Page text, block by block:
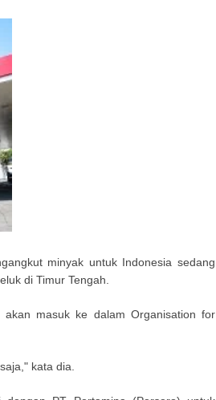
minyak untuk Indonesia sedang
di Timur Tengah.
masuk ke dalam Organisation for
kata dia.